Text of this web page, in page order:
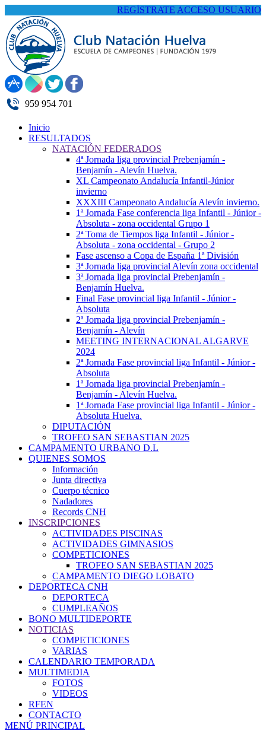
REGÍSTRATE ACCESO USUARIO
959 954 701
Inicio
RESULTADOS
NATACIÓN FEDERADOS
4ª Jornada liga provincial Prebenjamín -
Benjamín - Alevín Huelva.
XL Campeonato Andalucía Infantil-Júnior
invierno
XXXIII Campeonato Andalucía Alevín invierno.
1ª Jornada Fase conferencia liga Infantil - Júnior -
Absoluta - zona occidental Grupo 1
2ª Toma de Tiempos liga Infantil - Júnior -
Absoluta - zona occidental - Grupo 2
Fase ascenso a Copa de España 1ª División
3ª Jornada liga provincial Alevín zona occidental
3ª Jornada liga provincial Prebenjamín -
Benjamín Huelva.
Final Fase provincial liga Infantil - Júnior -
Absoluta
2ª Jornada liga provincial Prebenjamín -
Benjamín - Alevín
MEETING INTERNACIONAL ALGARVE
2024
2ª Jornada Fase provincial liga Infantil - Júnior -
Absoluta
1ª Jornada liga provincial Prebenjamín -
Benjamín - Alevín Huelva.
1ª Jornada Fase provincial liga Infantil - Júnior -
Absoluta Huelva.
DIPUTACIÓN
TROFEO SAN SEBASTIAN 2025
CAMPAMENTO URBANO D.L
QUIENES SOMOS
Información
Junta directiva
Cuerpo técnico
Nadadores
Records CNH
INSCRIPCIONES
ACTIVIDADES PISCINAS
ACTIVIDADES GIMNASIOS
COMPETICIONES
TROFEO SAN SEBASTIAN 2025
CAMPAMENTO DIEGO LOBATO
DEPORTECA CNH
DEPORTECA
CUMPLEAÑOS
BONO MULTIDEPORTE
NOTICIAS
COMPETICIONES
VARIAS
CALENDARIO TEMPORADA
MULTIMEDIA
FOTOS
VIDEOS
RFEN
CONTACTO
MENÚ PRINCIPAL